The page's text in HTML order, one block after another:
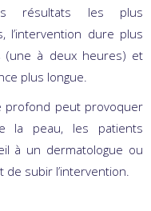
résultats les plus
l’intervention dure plus
(une à deux heures) et
plus longue.
profond peut provoquer
la peau, les patients
à un dermatologue ou
subir l’intervention.